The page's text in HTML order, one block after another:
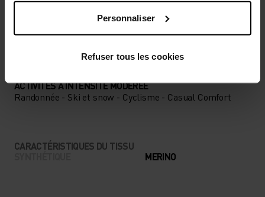
Personnaliser
Refuser tous les cookies
ACTIVITÉS À INTENSITÉ MODÉRÉE
Randonnée - Ski et snow - Cyclisme - Casual Comfort
CARACTÉRISTIQUES DU TISSU
MERINO